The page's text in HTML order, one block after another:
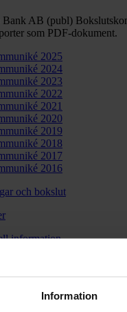
Information
Bank AB (publ)
som PDF-dokument.
2025
2024
2023
2022
2021
2020
2019
2018
2017
2016
och bokslut
information